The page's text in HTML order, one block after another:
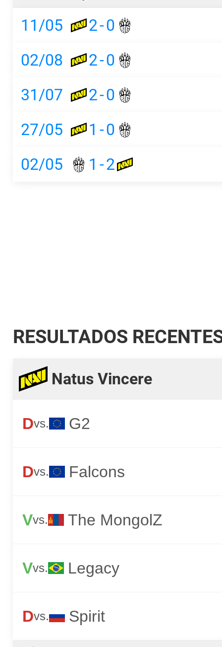
11/05 2-0
02/08
2-0
31/07
2-0
27/05
1 -0
02/05
1 -2
RESULTADOS
Natus Vincere
Dvs. G2
Dvs. Falcons
Vvs. The MongolZ
Vvs. Legacy
Dvs. Spirit